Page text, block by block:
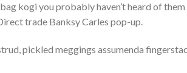
kogi you probably haven’t heard of
trade Banksy Carles pop-up.
pickled meggings assumenda